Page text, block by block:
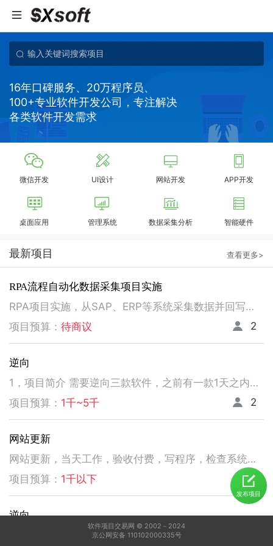
16年口碑服务、20万程序员、
100+专业软件开发公司，专注解决
各类软件开发需求
微信开发 UI设计 网站开发 APP开发
桌面应用 管理系统 数据采集分析 智能硬件
最新项目 查看更多>
RPA流程自动化数据采集项目实施
RPA项目实施，从SAP、ERP等系统采集数据并回写。请注意以下要求，不符合者请勿扰！ 1、熟悉掌握国内主流RPA设计实施，如弘玑、来也、艺赛旗等产品； 2、有大中型企业RPA流程设计、实施项目经验； 3、非远程、需要现场实施！！！！！！！
项目预算： 待商议 2
逆向
1，项目简介 需要逆向三款软件，之前有一款1天之内有人已经逆向出来，交付给我了。 2，功能需求 逆向出来后，不做任何功能改变，做加密授权就可以了三、人员要求 3，人员要求 精通逆向，做事速度快。不拖延项目进度，能保持实时交流，按时交付。 平台功能可正常使用，无明显bug。 提供项目源码
项目预算： 1千~5千 2
网站更新
网站更新，当天工作，验收付费，写程序，检查系统，更新资料库，按发现问题及时处理，写新的广州话A l软件
项目预算： 1千以下 5
逆向
发布项目
软件项目交易网 © 2002－2024
京公网安备 110102000335号